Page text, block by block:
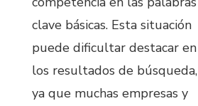
clave básicas. Esta situación
puede dificultar destacar en
los resultados de búsqueda,
ya que muchas empresas y